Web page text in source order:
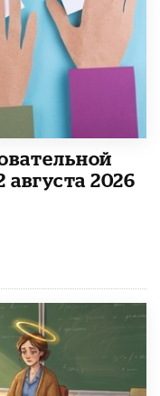
2026